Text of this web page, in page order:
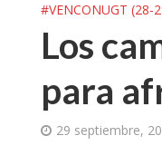
#VENCONUGT (28-
Los
para
29 septiembre,